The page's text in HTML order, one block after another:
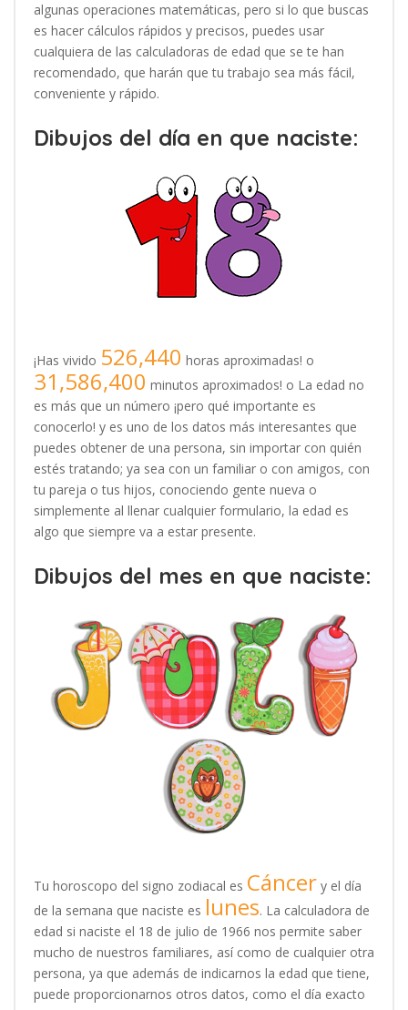
algunas operaciones matemáticas, pero si lo que buscas
es hacer cálculos rápidos y precisos, puedes usar
cualquiera de las calculadoras de edad que se te han
recomendado, que harán que tu trabajo sea más fácil,
conveniente y rápido.
Dibujos del día en que naciste:
¡Has vivido 526,440 horas aproximadas! o
31,586,400 minutos aproximados! o La edad no
es más que un número ¡pero qué importante es
conocerlo! y es uno de los datos más interesantes que
puedes obtener de una persona, sin importar con quién
estés tratando; ya sea con un familiar o con amigos, con
tu pareja o tus hijos, conociendo gente nueva o
simplemente al llenar cualquier formulario, la edad es
algo que siempre va a estar presente.
Dibujos del mes en que naciste:
Tu horoscopo del signo zodiacal es Cáncer y el día
de la semana que naciste es lunes. La calculadora de
edad si naciste el 18 de julio de 1966 nos permite saber
mucho de nuestros familiares, así como de cualquier otra
persona, ya que además de indicarnos la edad que tiene,
puede proporcionarnos otros datos, como el día exacto